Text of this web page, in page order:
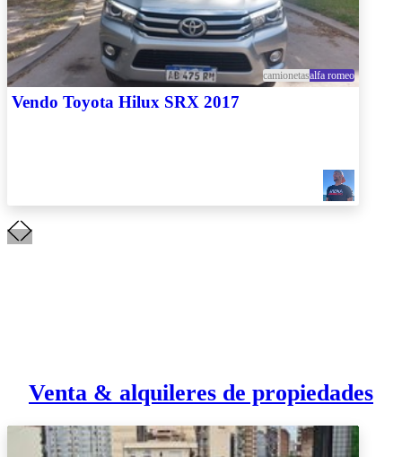
camionetasalfa romeo
Vendo Toyota Hilux SRX 2017
Venta & alquileres de propiedades